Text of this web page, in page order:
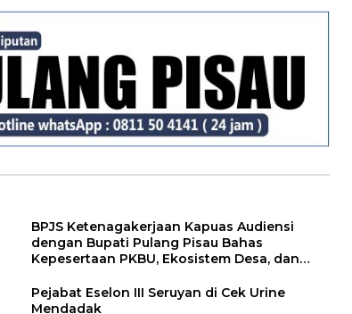
BPJS Ketenagakerjaan Kapuas Audiensi
dengan Bupati Pulang Pisau Bahas
Kepesertaan PKBU, Ekosistem Desa, dan
Pejabat Eselon III Seruyan di Cek Urine
Mendadak